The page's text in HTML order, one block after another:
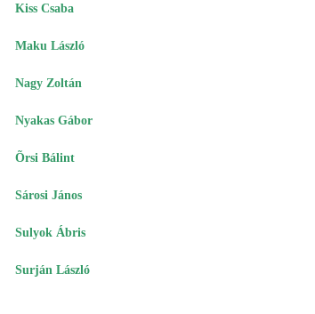
Kiss Csaba
Maku László
Nagy Zoltán
Nyakas Gábor
Õrsi Bálint
Sárosi János
Sulyok Ábris
Surján László